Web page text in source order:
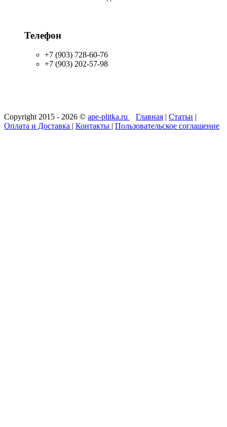
Телефон
+7 (903) 728-60-76
+7 (903) 202-57-98
Copyright 2015 - 2026 © ape-plitka.ru Главная | Статьи |
Оплата и Доставка | Контакты | Пользовательское соглашение